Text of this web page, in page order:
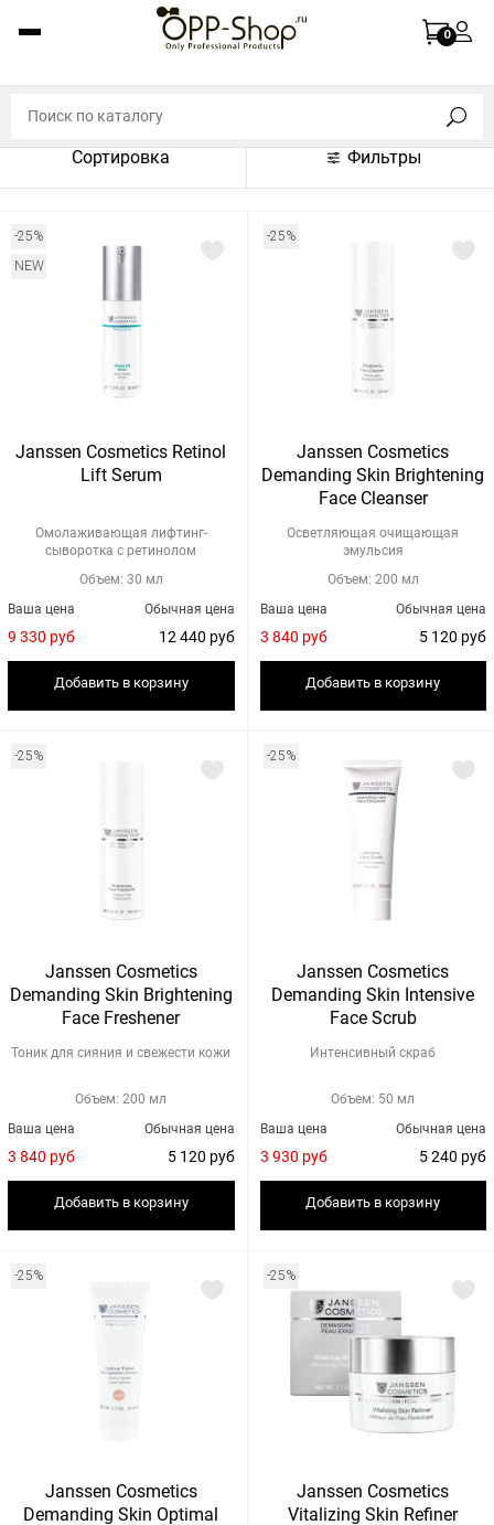
0
Сортировка Фильтры
По названию (A-Z)
По цене (по возрастанию)
По цене (по убыванию)
По популярности (по убыванию)
120
-25%
NEW
Janssen Cosmetics Retinol
Lift Serum
Омолаживающая лифтинг-
сыворотка с ретинолом
Объем: 30 мл
Обычная цена
12 440 руб
Ваша цена
9 330 руб
Добавить в корзину
-25%
Janssen Cosmetics
Demanding Skin Brightening
Face Cleanser
Осветляющая очищающая
эмульсия
Объем: 200 мл
Обычная цена
5 120 руб
Ваша цена
3 840 руб
Добавить в корзину
-25%
Janssen Cosmetics
Demanding Skin Brightening
Face Freshener
Тоник для сияния и свежести кожи
Объем: 200 мл
Обычная цена
5 120 руб
Ваша цена
3 840 руб
Добавить в корзину
-25%
Janssen Cosmetics
Demanding Skin Intensive
Face Scrub
Интенсивный скраб
Объем: 50 мл
Обычная цена
5 240 руб
Ваша цена
3 930 руб
Добавить в корзину
-25%
Janssen Cosmetics
Demanding Skin Optimal
-25%
Janssen Cosmetics
Vitalizing Skin Refiner